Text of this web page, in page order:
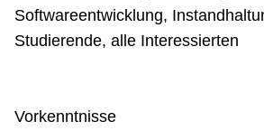
Softwareentwicklung,
Studierende, alle Interessierten
Vorkenntnisse